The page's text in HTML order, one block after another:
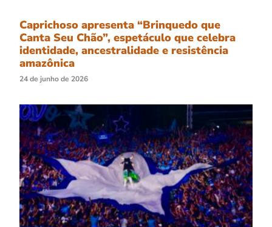
Caprichoso apresenta “Brinquedo que
Canta Seu Chão”, espetáculo que celebra
identidade, ancestralidade e resistência
amazônica
24 de junho de 2026